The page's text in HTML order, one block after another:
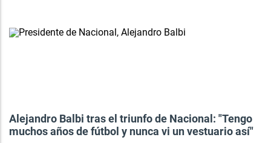
Alejandro Balbi tras el triunfo de Nacional: "Tengo
muchos años de fútbol y nunca vi un vestuario así"